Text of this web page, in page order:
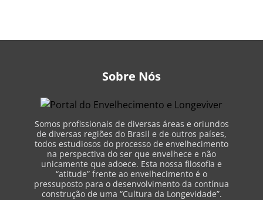
Sobre Nós
Somos profissionais de diversas áreas e oriundos
de diversas regiões do Brasil e de outros países,
todos estudiosos do processo de envelhecimento
na perspectiva do ser que envelhece e não
unicamente que adoece. Esta nossa filosofia e
“atitude” frente ao envelhecimento é o
pressuposto para o desenvolvimento da contínua
construção de uma “Cultura da Longevidade”.